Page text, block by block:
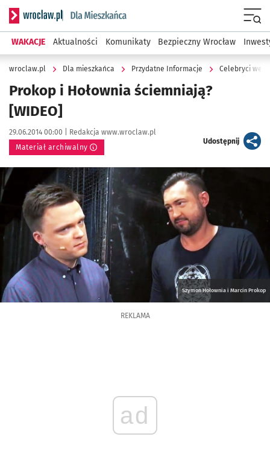
Serwis informacyjny wroclaw.pl podserwis: Dla mieszkańca
WAKACJE Aktualności Komunikaty Bezpieczny Wrocław
wroclaw.pl Dla mieszkańca Przydatne Informacje Celebryci we
Prokop i Hołownia ściemniają?
[WIDEO]
Data publikacji:
29.06.2014 00:00 | Autor:
Redakcja www.wroclaw.pl
Materiał archiwalny
Udostępnijartykuł
Kliknij, aby powiększyć
Szymon Hołownia i Marcin Prokop
REKLAMA
ad